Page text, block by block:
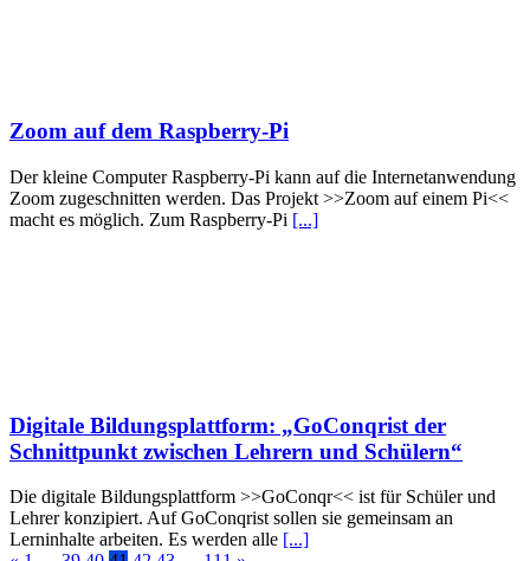
Zoom auf dem Raspberry-Pi
Der kleine Computer Raspberry-Pi kann auf die Internetanwendung
Zoom zugeschnitten werden. Das Projekt >>Zoom auf einem Pi<<
macht es möglich. Zum Raspberry-Pi [...]
Digitale Bildungsplattform: „GoConqrist der
Schnittpunkt zwischen Lehrern und Schülern“
Die digitale Bildungsplattform >>GoConqr<< ist für Schüler und
Lehrer konzipiert. Auf GoConqrist sollen sie gemeinsam an
Lerninhalte arbeiten. Es werden alle [...]